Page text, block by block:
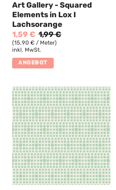
Art Gallery - Squared
Elements in Lox I
Lachsorange
1,59 € 1,99 €
(15,90 € / Meter)
inkl. MwSt.
ANGEBOT